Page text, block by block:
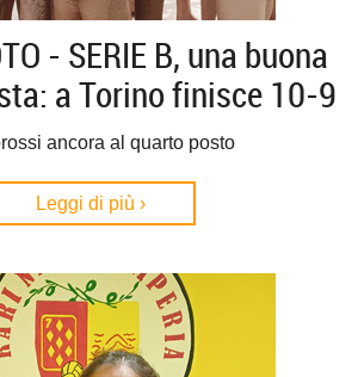
- SERIE B, una buona
a Torino finisce 10-9
ancora al quarto posto
Leggi di più ›